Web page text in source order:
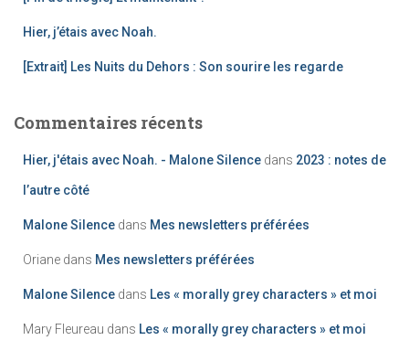
Hier, j’étais avec Noah.
[Extrait] Les Nuits du Dehors : Son sourire les regarde
Commentaires récents
Hier, j'étais avec Noah. - Malone Silence dans 2023 : notes de
l’autre côté
Malone Silence dans Mes newsletters préférées
Oriane dans Mes newsletters préférées
Malone Silence dans Les « morally grey characters » et moi
Mary Fleureau dans Les « morally grey characters » et moi